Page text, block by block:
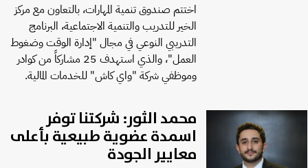
اختتم صندوق تنمية المهارات، بالتعاون مع مركز
الخير للتدريب والتنمية الاجتماعية، البرنامج
التدريبي النوعي في مجال "إدارة الوقت وضغوط
العمل"، والذي استهدف 25 مشاركاً من كوادر
وموظفي شركة "واي كاش" للخدمات المالية.
محمد الثور: شركتنا توفر
اسمدة عضوية طبيعية بأعلى
معايير الجودة